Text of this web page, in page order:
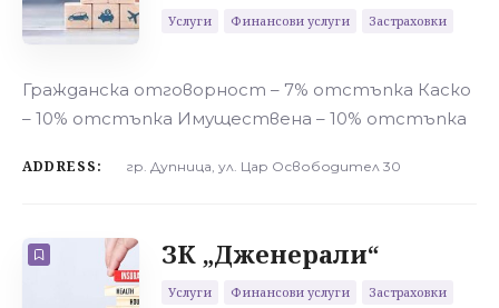
Услуги Финансови услуги Застраховки
Гражданска отговорност – 7% отстъпка Каско
– 10% отстъпка Имуществена – 10% отстъпка
ADDRESS: гр. Дупница, ул. Цар Освободител 30
ЗК „Дженерали“
Услуги Финансови услуги Застраховки